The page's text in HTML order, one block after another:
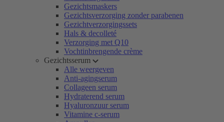
Gezichtsmaskers
Gezichtsverzorging zonder parabenen
Gezichtverzorgingssets
Hals & decolleté
Verzorging met Q10
Vochtinbrengende crème
Gezichtsserum
Alle weergeven
Anti-agingserum
Collageen serum
Hydraterend serum
Hyaluronzuur serum
Vitamine c-serum